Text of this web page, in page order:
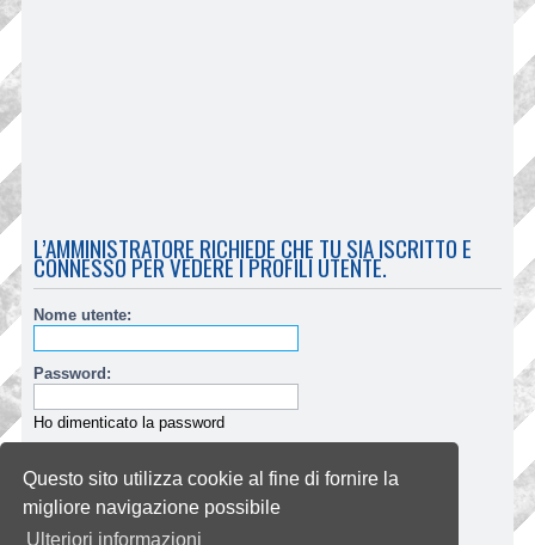
Questo sito utilizza cookie al fine di fornire la
migliore navigazione possibile
Ulteriori informazioni
L’AMMINISTRATORE RICHIEDE CHE TU SIA ISCRITTO E
CONNESSO PER VEDERE I PROFILI UTENTE.
Nome utente:
Password:
Ho dimenticato la password
Ricordami
Nascondi il mio stato per questa sessione